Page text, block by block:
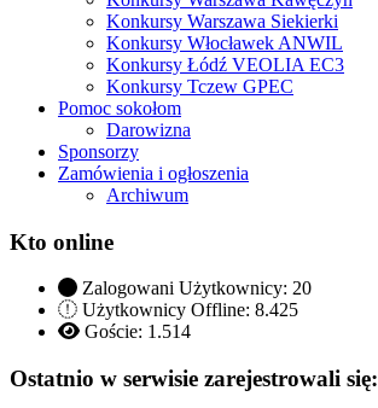
Konkursy Warszawa Siekierki
Konkursy Włocławek ANWIL
Konkursy Łódź VEOLIA EC3
Konkursy Tczew GPEC
Pomoc sokołom
Darowizna
Sponsorzy
Zamówienia i ogłoszenia
Archiwum
Kto online
Zalogowani Użytkownicy: 20
Użytkownicy Offline: 8.425
Goście: 1.514
Ostatnio w serwisie zarejestrowali się: